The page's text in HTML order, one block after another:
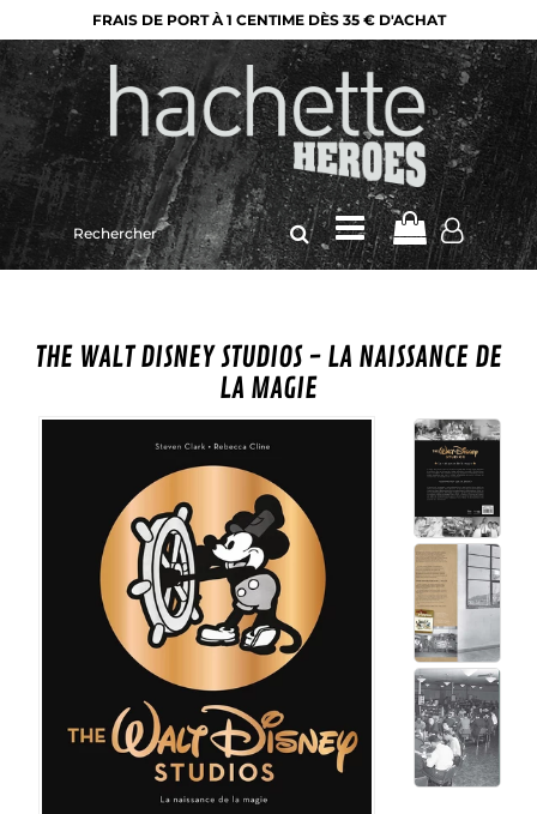
FRAIS DE PORT À 1 CENTIME DÈS 35 € D'ACHAT
Rechercher
sur
le
THE WALT DISNEY STUDIOS - LA NAISSANCE DE
LA MAGIE